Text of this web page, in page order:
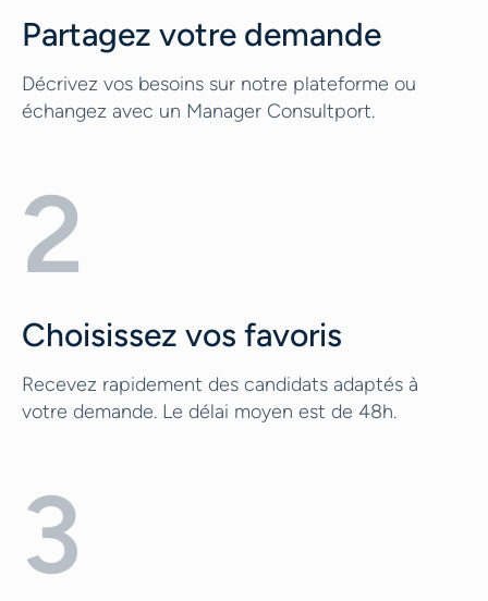
Partagez votre demande
Décrivez vos besoins sur notre plateforme ou
échangez avec un Manager Consultport.
2
Choisissez vos favoris
Recevez rapidement des candidats adaptés à
votre demande. Le délai moyen est de 48h.
3